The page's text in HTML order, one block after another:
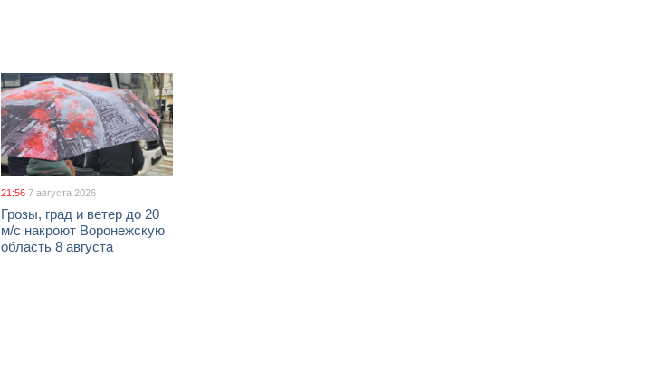
21:56 7 августа 2026
Грозы, град и ветер до 20
м/с накроют Воронежскую
область 8 августа